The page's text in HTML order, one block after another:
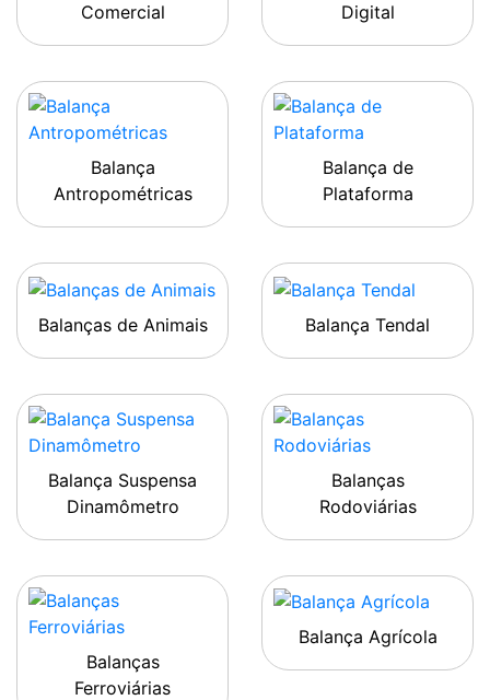
Comercial
Digital
Balança
Antropométricas
Balança de
Plataforma
Balanças de Animais Balança Tendal
Balança Suspensa
Dinamômetro
Balanças
Rodoviárias
Balanças
Ferroviárias
Balança Agrícola